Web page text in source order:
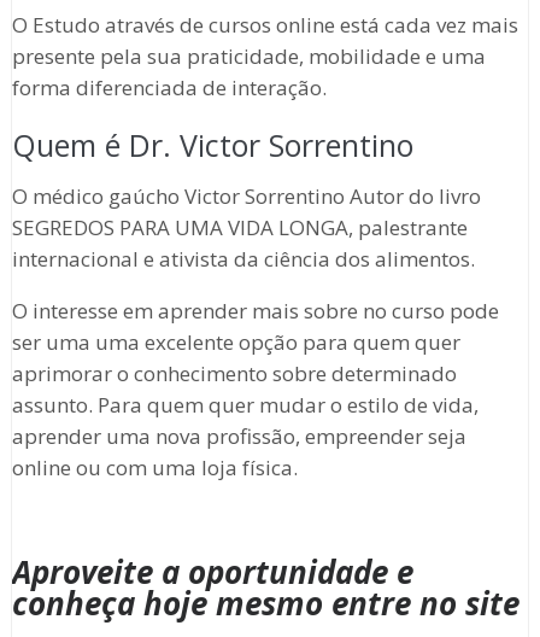
O Estudo através de cursos online está cada vez mais
presente pela sua praticidade, mobilidade e uma
forma diferenciada de interação.
Quem é Dr. Victor Sorrentino
O médico gaúcho Victor Sorrentino Autor do livro
SEGREDOS PARA UMA VIDA LONGA, palestrante
internacional e ativista da ciência dos alimentos.
O interesse em aprender mais sobre no curso pode
ser uma uma excelente opção para quem quer
aprimorar o conhecimento sobre determinado
assunto. Para quem quer mudar o estilo de vida,
aprender uma nova profissão, empreender seja
online ou com uma loja física.
Aproveite a oportunidade e
conheça hoje mesmo entre no site